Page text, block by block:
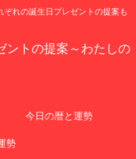
れの誕生日プレゼントの提案も
ントの提案～わたしの
今日の暦と運勢
勢